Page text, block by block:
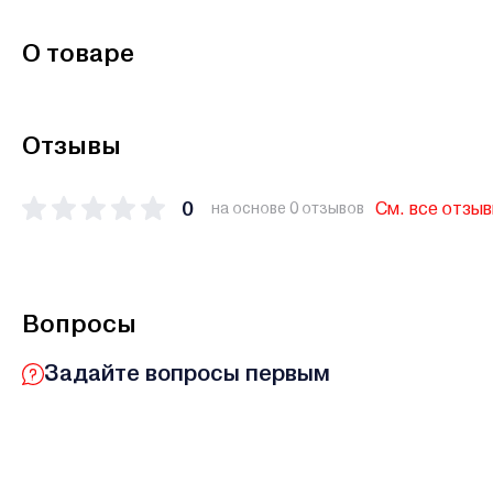
О товаре
Отзывы
0 на основе 0 отзывов См. все
Вопросы
Задайте вопросы первым